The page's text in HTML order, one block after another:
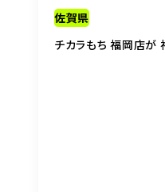
佐賀県
チカラもち 福岡店が